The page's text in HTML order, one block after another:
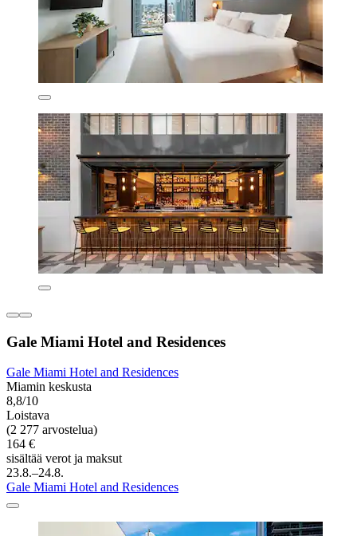
Gale Miami Hotel and Residences
Gale Miami Hotel and Residences
Miamin keskusta
8,8/10
Loistava
(2 277 arvostelua)
164 €
sisältää verot ja maksut
23.8.–24.8.
Gale Miami Hotel and Residences